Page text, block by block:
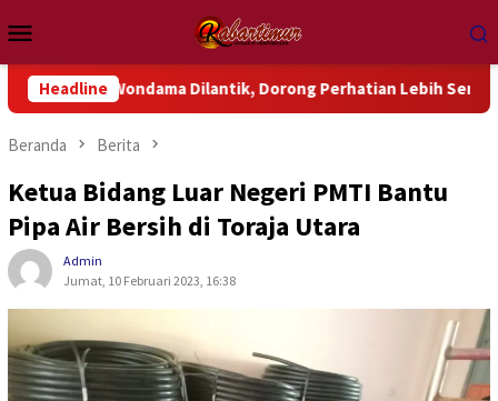
ke
kontenMobile
Headline
Wondama Dilantik, Dorong Perhatian Lebih Serius Terhadap
Beranda Berita
Ketua Bidang Luar Negeri PMTI Bantu
Pipa Air Bersih di Toraja Utara
Admin
Jumat, 10 Februari 2023, 16:38